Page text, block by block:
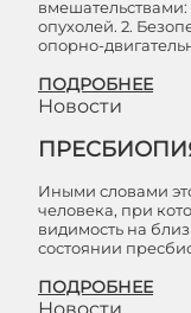
опухолей. 2.
опорно-
ПОДРОБНЕЕ
Новости
Иными словами
человека, при
видимость на
состоянии
ПОДРОБНЕЕ